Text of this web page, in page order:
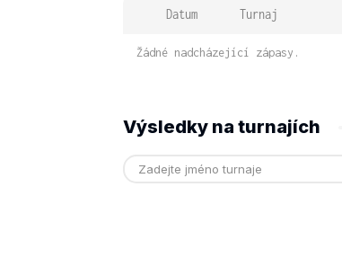
Datum Turnaj
Žádné nadcházející zápasy.
Výsledky na turnajích